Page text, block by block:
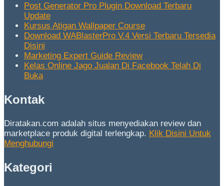
Post Generator Pro Plugin Download Terbaru
Update
Kursus Atigan Wallpaper Course
Download WABlasterPro V.4 Versi Terbaru Tersedia
Disini
Marketing Expert Guide Review
Kelas Online Jago Jualan Di Facebook Telah Di
Buka
Kontak
Diratakan.com adalah situs menyediakan review dan
marketplace produk digital terlengkap. Klik Disini Untuk
Menghubungi
Kategori